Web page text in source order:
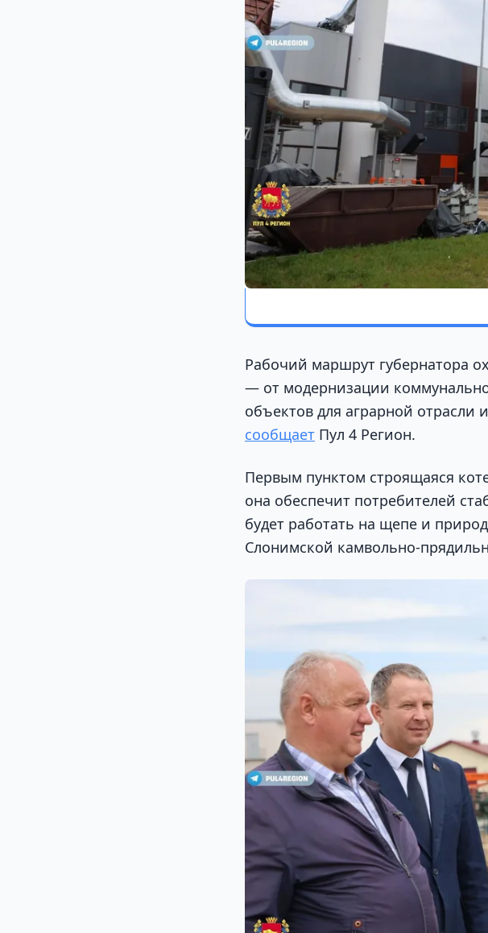
Рабочий маршрут губернатора
— от модернизации
объектов для аграрной отрасли
сообщает Пул 4 Регион.
Первым пунктом строящаяся
она обеспечит потребителей
будет работать на щепе и
Слонимской камвольно-